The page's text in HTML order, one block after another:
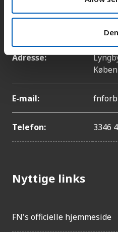
Kontakt
Adresse:
E-mail:
Telefon: 3346
Nyttige links
FN's officielle hjemmeside